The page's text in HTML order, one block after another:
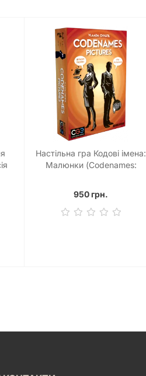
Настільна гра Кодові імена:
Малюнки (Codenames:
950 грн.